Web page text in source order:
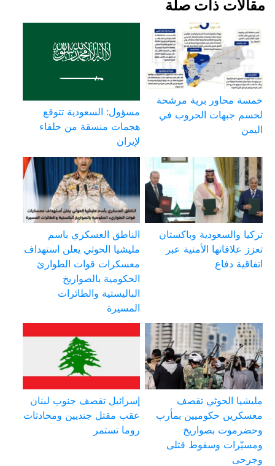
مقالات ذات صلة
خمسة محاور برية مرشحة
لحسم جبهات الحروب في
اليمن
مسؤول: السعودية تتوقع
هجمات منسقة من حلفاء
لإيران
تركيا والسعودية وباكستان
تعزز علاقاتها الأمنية عبر
اتفاقية دفاع
الناطق العسكري باسم
مليشيا الحوثي يعلن استهداف
معسكرات قوات الطوارئ
الحكومية بالصواريخ
الباليستية والطائرات
المسيرة
مليشيا الحوثي تقصف
معسكرين حكوميين بمأرب
وحضرموت بصواريخ
ومسيّرات وسقوط قتلى
وجرحى
إسرائيل تقصف جنوب لبنان
عقب مقتل جنديين ومحادثات
روما تستمر